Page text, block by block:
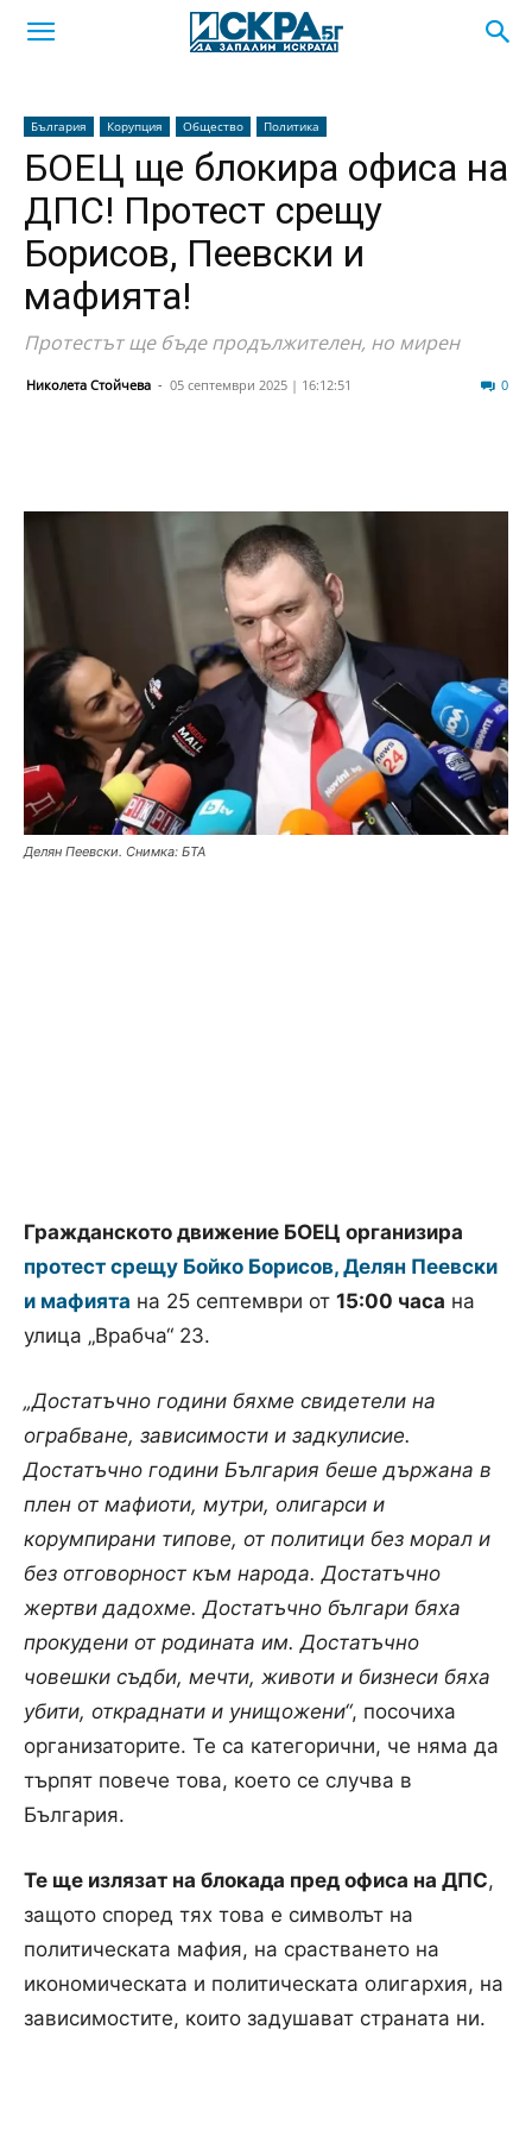
България Корупция Общество Политика
БОЕЦ ще блокира офиса на
ДПС! Протест срещу
Борисов, Пеевски и
мафията!
Протестът ще бъде продължителен, но мирен
Николета Стойчева - 05 септември 2025 | 16:12:51 0
Делян Пеевски. Снимка: БТА
Гражданското движение БОЕЦ организира
протест срещу Бойко Борисов, Делян Пеевски
и мафията на 25 септември от 15:00 часа на
улица „Врабча“ 23.
„Достатъчно години бяхме свидетели на
ограбване, зависимости и задкулисие.
Достатъчно години България беше държана в
плен от мафиоти, мутри, олигарси и
корумпирани типове, от политици без морал и
без отговорност към народа. Достатъчно
жертви дадохме. Достатъчно българи бяха
прокудени от родината им. Достатъчно
човешки съдби, мечти, животи и бизнеси бяха
убити, откраднати и унищожени“, посочиха
организаторите. Те са категорични, че няма да
търпят повече това, което се случва в
България.
Те ще излязат на блокада пред офиса на ДПС,
защото според тях това е символът на
политическата мафия, на срастването на
икономическата и политическата олигархия, на
зависимостите, които задушават страната ни.